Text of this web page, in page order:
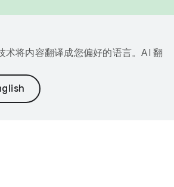
术将内容翻译成您偏好的语言。AI 翻